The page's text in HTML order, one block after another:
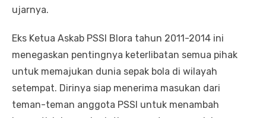
ujarnya.
Eks Ketua Askab PSSI Blora tahun 2011-2014 ini
menegaskan pentingnya keterlibatan semua pihak
untuk memajukan dunia sepak bola di wilayah
setempat. Dirinya siap menerima masukan dari
teman-teman anggota PSSI untuk menambah